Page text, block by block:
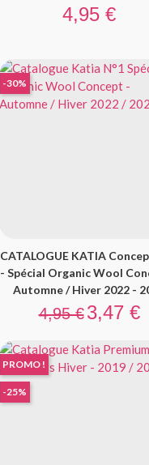
Prix
4,95 €
CATALOGUE KATIA
- Spécial Organic Wool
Automne / Hiver 2022 -
Prix de base
4,95 € Prix
3,47 €
-30%
PROMO !
-25%